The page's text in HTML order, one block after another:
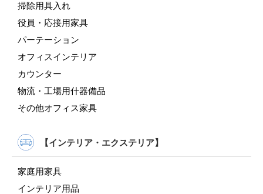
掃除用具入れ
役員・応接用家具
パーテーション
オフィスインテリア
カウンター
物流・工場用什器備品
その他オフィス家具
【インテリア・エクステリア】
家庭用家具
インテリア用品